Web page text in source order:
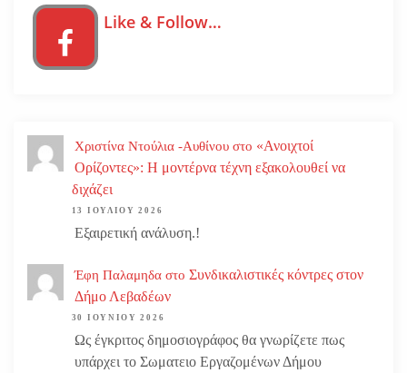
Like & Follow…
Χριστίνα Ντούλια -Αυθίνου στο «Ανοιχτοί
Ορίζοντες»: Η μοντέρνα τέχνη εξακολουθεί να
διχάζει
13 ΙΟΥΛΊΟΥ 2026
Εξαιρετική ανάλυση.!
Έφη Παλαμηδα στο Συνδικαλιστικές κόντρες στον
Δήμο Λεβαδέων
30 ΙΟΥΝΊΟΥ 2026
Ως έγκριτος δημοσιογράφος θα γνωρίζετε πως
υπάρχει το Σωματειο Εργαζομένων Δήμου